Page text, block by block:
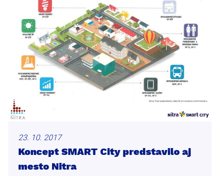
23. 10. 2017
Koncept SMART City predstavilo aj
mesto Nitra